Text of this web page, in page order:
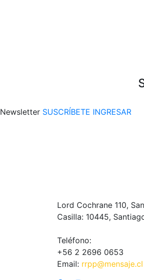
Newsletter SUSCRÍBETE INGRESAR
Lord Cochrane 110,
Casilla: 10445,
Teléfono:
+56 2 2696 0653
Email: rrpp@mensaje.cl